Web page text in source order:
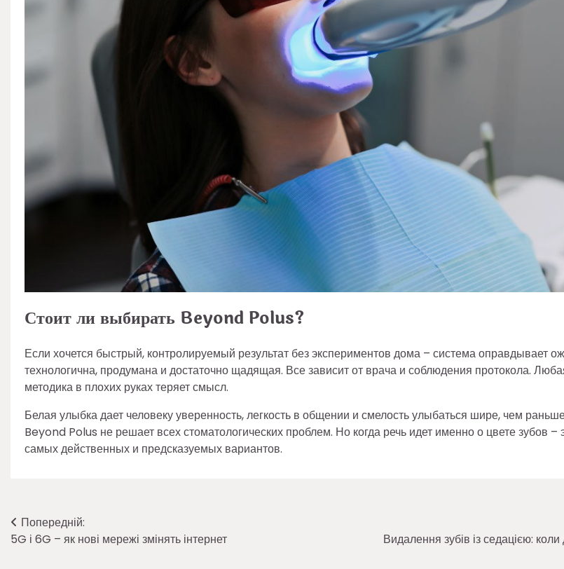
Стоит ли выбирать Beyond Polus?
Если хочется быстрый, контролируемый результат без экспериментов дома – система оправдывает
технологична, продумана и достаточно щадящая. Все зависит от врача и соблюдения протокола.
методика в плохих руках теряет смысл.
Белая улыбка дает человеку уверенность, легкость в общении и смелость улыбаться шире, чем
Beyond Polus не решает всех стоматологических проблем. Но когда речь идет именно о цвете зубов –
самых действенных и предсказуемых вариантов.
Навігація
записів
Попередній:
5G і 6G – як нові мережі змінять інтернет
Видалення зубів із седацією: